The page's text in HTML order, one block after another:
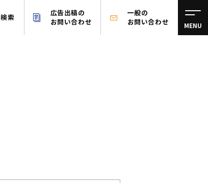
検索
広告出稿の
お問い合わせ
一般の
お問い合わせ
MENU